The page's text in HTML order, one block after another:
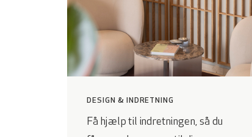
DESIGN & INDRETNING
Få hjælp til indretningen, så du